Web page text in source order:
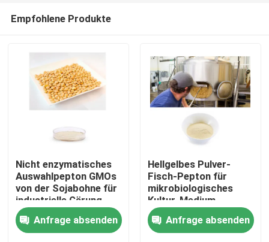
Haus
Empfohlene Produkte
Nicht enzymatisches
Auswahlpepton GMOs
von der Sojabohne für
industrielle Gärung
Anfrage absenden
Hellgelbes Pulver-
Fisch-Pepton für
mikrobiologisches
Kultur-Medium
Anfrage absenden